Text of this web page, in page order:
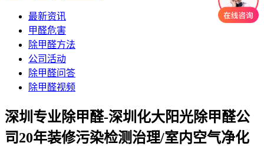
最新资讯
甲醛危害
除甲醛方法
公司活动
除甲醛问答
除甲醛视频
深圳专业除甲醛-深圳化大阳光除甲醛公
司20年装修污染检测治理/室内空气净化